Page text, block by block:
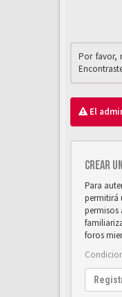
Por favor,
El
Crear
Para
permitirá
permisos
foros